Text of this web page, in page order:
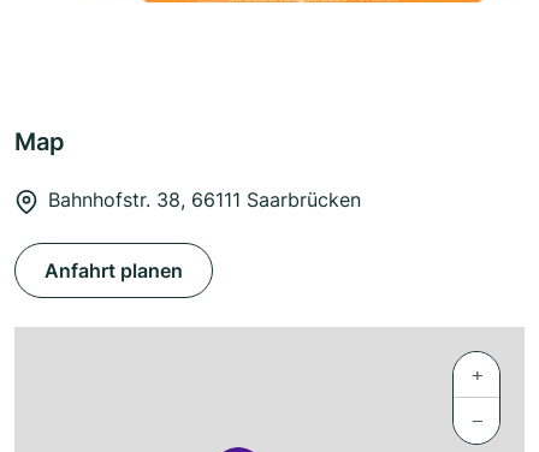
Map
Bahnhofstr. 38, 66111 Saarbrücken
Anfahrt planen
+
−